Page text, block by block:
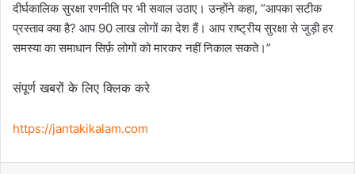
दीर्घकालिक सुरक्षा रणनीति पर भी सवाल उठाए। उन्होंने कहा, “आपका सटीक
प्रस्ताव क्या है? आप 90 लाख लोगों का देश हैं। आप राष्ट्रीय सुरक्षा से जुड़ी हर
समस्या का समाधान सिर्फ़ लोगों को मारकर नहीं निकाल सकते।”
संपूर्ण खबरों के लिए क्लिक करे
https://jantakikalam.com